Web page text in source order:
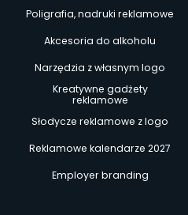
Poligrafia, nadruki reklamowe
Akcesoria do alkoholu
Narzędzia z własnym logo
Kreatywne gadżety
reklamowe
Słodycze reklamowe z logo
Reklamowe kalendarze 2027
Employer branding